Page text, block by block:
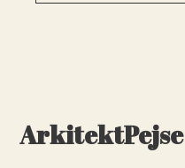
ArkitektPejse